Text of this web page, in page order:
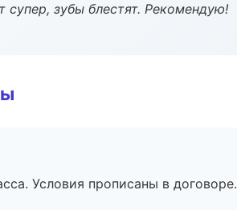
супер, зубы блестят. Рекомендую!
Условия прописаны в договоре.